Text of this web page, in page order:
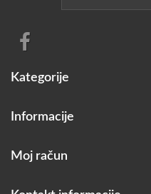
Kategorije
Informacije
Moj račun